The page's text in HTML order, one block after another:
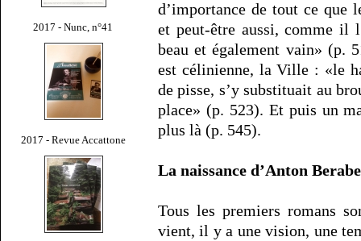
2017 - Nunc, n°41
2017 - Revue Accattone
d’importance de tout ce
et peut-être aussi, comme il
beau et également vain» (p.
est célinienne, la Ville : «le
de pisse, s’y substituait au
place» (p. 523). Et puis un
plus là (p. 545).
La naissance d’Anton
Tous les premiers romans
vient, il y a une vision, une